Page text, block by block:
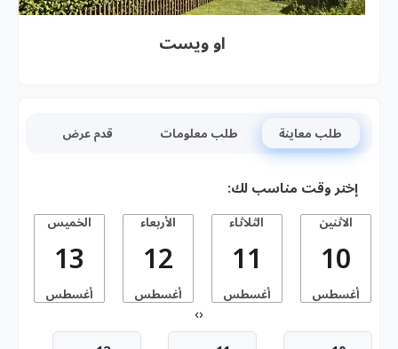
او ويست
طلب معاينة طلب معلومات قدم عرض
إختر وقت مناسب لك:
الاثنين
10
أغسطس
الثلاثاء
11
أغسطس
الأربعاء
12
أغسطس
الخميس
13
أغسطس
‹
›